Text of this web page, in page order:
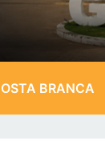
BRANCA